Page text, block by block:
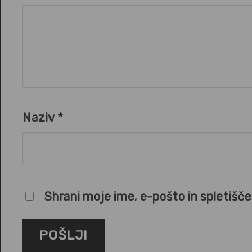
Naziv *
Shrani moje ime, e-pošto in